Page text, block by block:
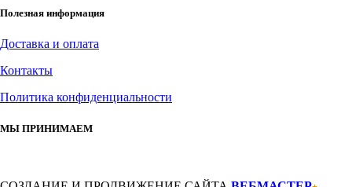
Полезная информация
Доставка и оплата
Контакты
Политика конфиденциальности
МЫ ПРИНИМАЕМ